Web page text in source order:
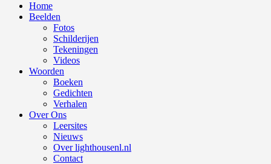
Home
Beelden
Fotos
Schilderijen
Tekeningen
Videos
Woorden
Boeken
Gedichten
Verhalen
Over Ons
Leersites
Nieuws
Over lighthousenl.nl
Contact